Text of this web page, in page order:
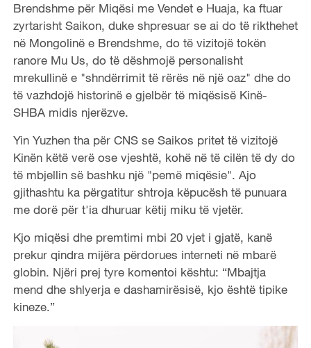
Brendshme për Miqësi me Vendet e Huaja, ka ftuar
zyrtarisht Saikon, duke shpresuar se ai do të rikthehet
në Mongolinë e Brendshme, do të vizitojë tokën
ranore Mu Us, do të dëshmojë personalisht
mrekullinë e "shndërrimit të rërës në një oaz" dhe do
të vazhdojë historinë e gjelbër të miqësisë Kinë-
SHBA midis njerëzve.
Yin Yuzhen tha për CNS se Saikos pritet të vizitojë
Kinën këtë verë ose vjeshtë, kohë në të cilën të dy do
të mbjellin së bashku një "pemë miqësie". Ajo
gjithashtu ka përgatitur shtroja këpucësh të punuara
me dorë për t'ia dhuruar këtij miku të vjetër.
Kjo miqësi dhe premtimi mbi 20 vjet i gjatë, kanë
prekur qindra mijëra përdorues interneti në mbarë
globin. Njëri prej tyre komentoi kështu: “Mbajtja
mend dhe shlyerja e dashamirësisë, kjo është tipike
kineze.”